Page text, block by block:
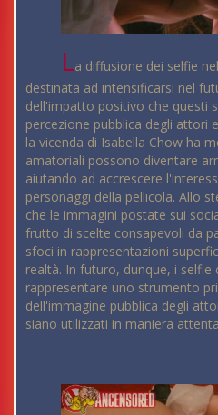
La diffusione dei selfie
destinata ad intensificarsi nel
dell'impatto positivo che questi
percezione pubblica degli attori
la vicenda di Isabella Chow ha
amatoriali possono diventare
aiutando ad accrescere
personaggi della pellicola. Allo
che le immagini postate sui
frutto di scelte consapevoli da
sfoci in rappresentazioni
realtà. In futuro, dunque, i selfie
rappresentare uno strumento
dell'immagine pubblica degli
siano utilizzati in maniera